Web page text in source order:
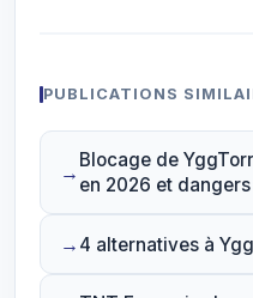
PUBLICATIONS
Blocage de
en 2026 et
4 alternatives à